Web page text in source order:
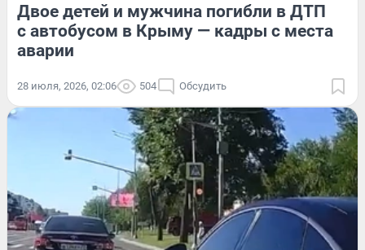
Двое детей и мужчина погибли в ДТП
с автобусом в Крыму — кадры с места
аварии
28 июля, 2026, 02:06 504 Обсудить